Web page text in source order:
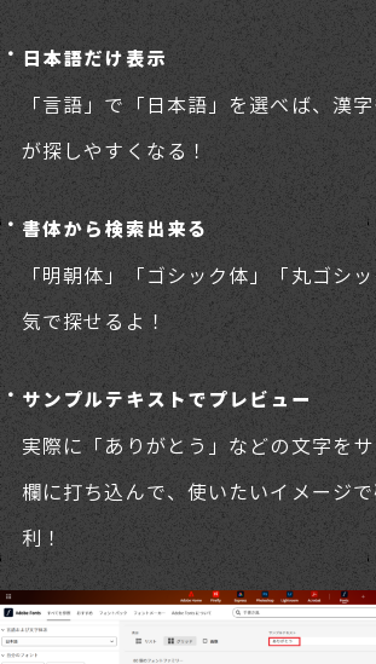
日本語だけ表示
「言語」で「日本語」を選べば、漢
が探しやすくなる！
書体から検索出来る
「明朝体」「ゴシック体」「丸ゴシ
気で探せるよ！
サンプルテキストでプレビュー
実際に「ありがとう」などの文字を
欄に打ち込んで、使いたいイメージ
利！